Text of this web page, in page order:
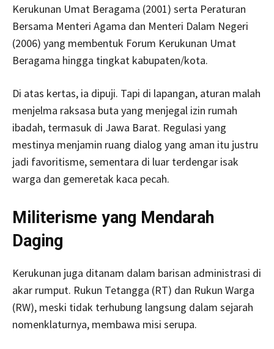
Kerukunan Umat Beragama (2001) serta Peraturan
Bersama Menteri Agama dan Menteri Dalam Negeri
(2006) yang membentuk Forum Kerukunan Umat
Beragama hingga tingkat kabupaten/kota.
Di atas kertas, ia dipuji. Tapi di lapangan, aturan malah
menjelma raksasa buta yang menjegal izin rumah
ibadah, termasuk di Jawa Barat. Regulasi yang
mestinya menjamin ruang dialog yang aman itu justru
jadi favoritisme, sementara di luar terdengar isak
warga dan gemeretak kaca pecah.
Militerisme yang Mendarah
Daging
Kerukunan juga ditanam dalam barisan administrasi di
akar rumput. Rukun Tetangga (RT) dan Rukun Warga
(RW), meski tidak terhubung langsung dalam sejarah
nomenklaturnya, membawa misi serupa.